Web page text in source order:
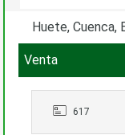
Huete, Cuenca,
Venta
617